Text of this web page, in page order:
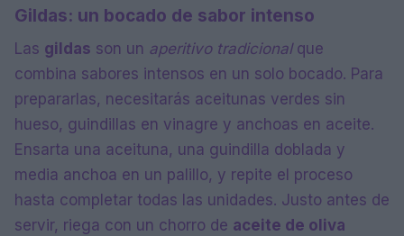
Gildas: un bocado de sabor intenso
Las gildas son un aperitivo tradicionalque
combina sabores intensos en un solo bocado. Para
prepararlas, necesitarás aceitunas verdes sin
hueso, guindillas en vinagre y anchoas en aceite.
Ensarta una aceituna, una guindilla doblada y
media anchoa en un palillo, y repite el proceso
hasta completar todas las unidades. Justo antes de
servir, riega con un chorro de aceite de oliva